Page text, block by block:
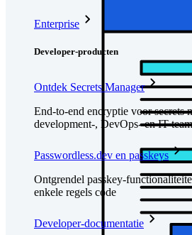
Enterprise
Developer-producten
Ontdek Secrets Manager
End-to-end encryptie voor secrets
development-, DevOps- en IT-
Passwordless.dev en passkeys
Ontgrendel passkey-
enkele regels code
Developer-documentatie